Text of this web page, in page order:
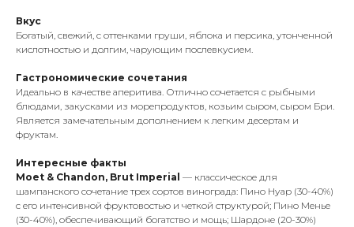
Вкус
Богатый, свежий, с оттенками груши, яблока и персика, утонченной
кислотностью и долгим, чарующим послевкусием.
Гастрономические сочетания
Идеально в качестве аперитива. Отлично сочетается с рыбными
блюдами, закусками из морепродуктов, козьим сыром, сыром Бри.
Является замечательным дополнением к легким десертам и
фруктам.
Интересные факты
Moet & Chandon, Brut Imperial — классическое для
шампанского сочетание трех сортов винограда: Пино Нуар (30-40%)
с его интенсивной фруктовостью и четкой структурой; Пино Менье
(30-40%), обеспечивающий богатство и мощь; Шардоне (20-30%)